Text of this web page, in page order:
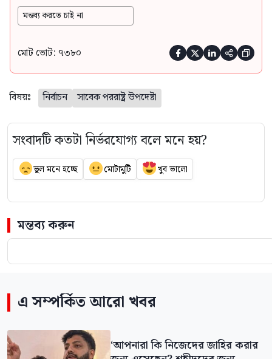
মন্তব্য করতে চাই না
মোট ভোট: ৭৩৮০     
বিষয়ঃ নির্বাচন সাবেক পররাষ্ট্র উপদেষ্টা
সংবাদটি কতটা নির্ভরযোগ্য বলে মনে হয়?
ভুল মনে হচ্ছে মোটামুটি খুব ভালো
মন্তব্য করুন
এ সম্পর্কিত আরো খবর
‘আপনারা কি নিজেদের জাহির করার